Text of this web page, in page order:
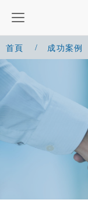
首頁 成功案例